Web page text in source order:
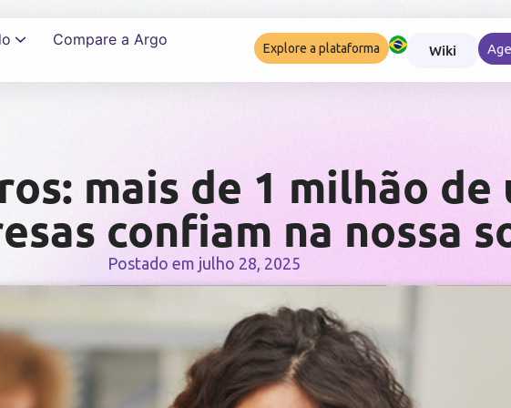
Compare a Argo
Explore a plataforma Wiki
mais de 1 milhão de
confiam na nossa
Postado em julho 28, 2025